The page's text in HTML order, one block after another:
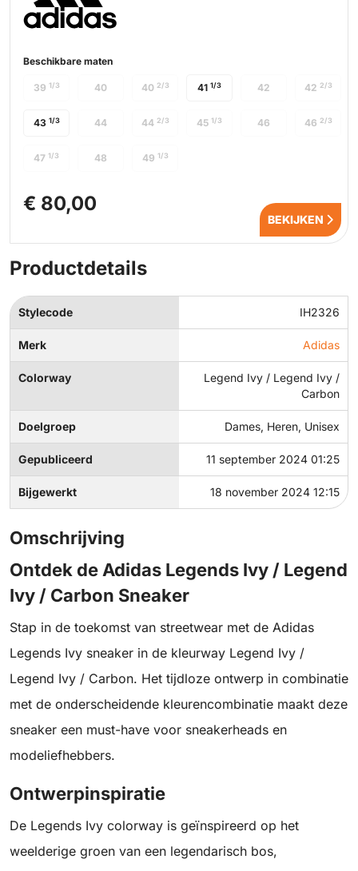
Beschikbare maten
41 1/3
43 1/3
39 1/3 40 40 2/3 42 42 2/3
44 44 2/3 45 1/3 46 46 2/3
47 1/3 48 49 1/3
€ 80,00
BEKIJKEN
Productdetails
Stylecode IH2326
Merk Adidas
Colorway
Legend Ivy / Legend Ivy /
Carbon
Doelgroep Dames, Heren, Unisex
Gepubliceerd 11 september 2024 01:25
Bijgewerkt 18 november 2024 12:15
Omschrijving
Ontdek de Adidas Legends Ivy / Legend
Ivy / Carbon Sneaker
Stap in de toekomst van streetwear met de Adidas
Legends Ivy sneaker in de kleurway Legend Ivy /
Legend Ivy / Carbon. Het tijdloze ontwerp in combinatie
met de onderscheidende kleurencombinatie maakt deze
sneaker een must-have voor sneakerheads en
modeliefhebbers.
Ontwerpinspiratie
De Legends Ivy colorway is geïnspireerd op het
weelderige groen van een legendarisch bos,